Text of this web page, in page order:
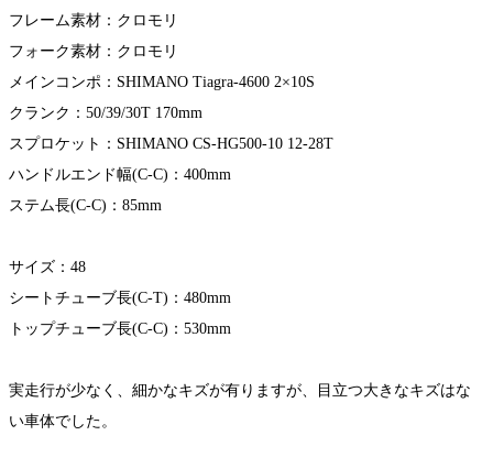
フレーム素材：クロモリ
フォーク素材：クロモリ
メインコンポ：SHIMANO Tiagra-4600 2×10S
クランク：50/39/30T 170mm
スプロケット：SHIMANO CS-HG500-10 12-28T
ハンドルエンド幅(C-C)：400mm
ステム長(C-C)：85mm
サイズ：48
シートチューブ長(C-T)：480mm
トップチューブ長(C-C)：530mm
実走行が少なく、細かなキズが有りますが、目立つ大きなキズはな
い車体でした。